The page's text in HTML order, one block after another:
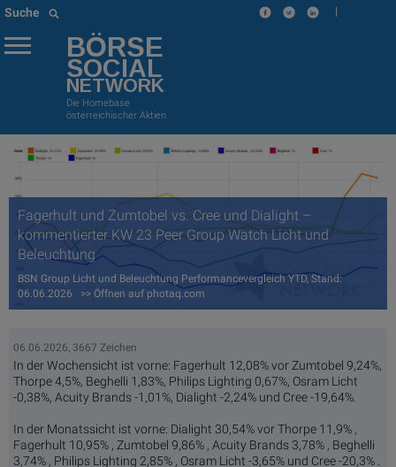
Suche |
BÖRSE
SOCIAL
NETWORK
Die Homebase
österreichischer Aktien
Fagerhult und Zumtobel vs. Cree und Dialight –
kommentierter KW 23 Peer Group Watch Licht und
Beleuchtung
BSN Group Licht und Beleuchtung Performancevergleich YTD, Stand:
06.06.2026 >> Öffnen auf photaq.com
06.06.2026, 3667 Zeichen
In der Wochensicht ist vorne: Fagerhult 12,08% vor Zumtobel 9,24%,
Thorpe 4,5%, Beghelli 1,83%, Philips Lighting 0,67%, Osram Licht
-0,38%, Acuity Brands -1,01%, Dialight -2,24% und Cree -19,64%.
In der Monatssicht ist vorne: Dialight 30,54% vor Thorpe 11,9% ,
Fagerhult 10,95% , Zumtobel 9,86% , Acuity Brands 3,78% , Beghelli
3,74% , Philips Lighting 2,85% , Osram Licht -3,65% und Cree -20,3% .